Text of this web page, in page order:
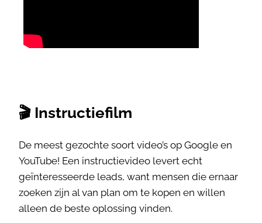
🎬 Instructiefilm
De meest gezochte soort video’s op Google en
YouTube! Een instructievideo levert echt
geïnteresseerde leads, want mensen die ernaar
zoeken zijn al van plan om te kopen en willen
alleen de beste oplossing vinden.